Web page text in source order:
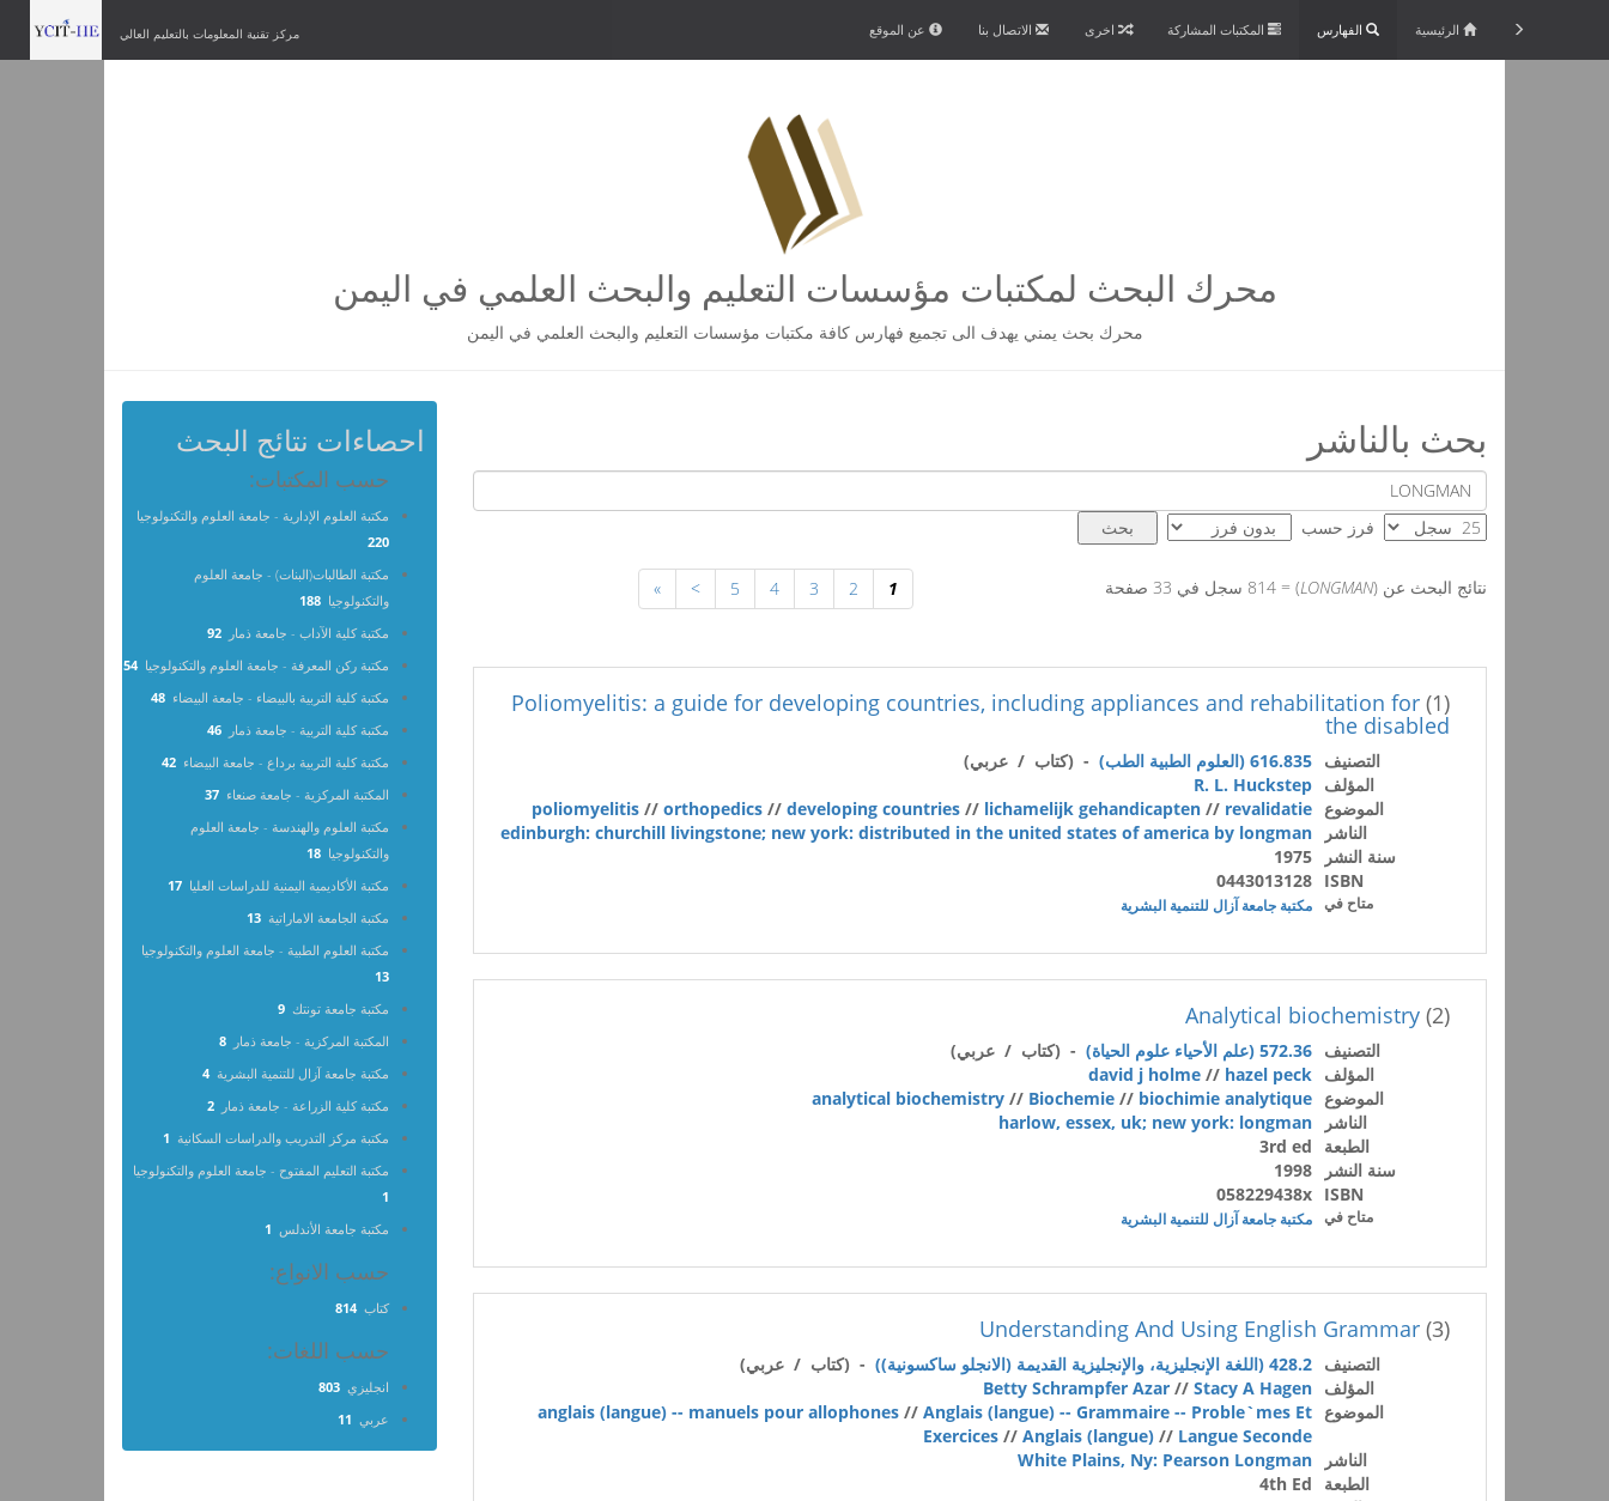
مركز تقنية المعلومات بالتعليم العالي عن الموقع الاتصال بنا اخرى المكتبات المشاركة الفهارس الرئيسية
محرك البحث لمكتبات مؤسسات التعليم والبحث العلمي في اليمن
محرك بحث يمني يهدف الى تجميع فهارس كافة مكتبات مؤسسات التعليم والبحث العلمي في اليمن
بحث بالناشر
فرز حسب
نتائج البحث عن (LONGMAN) = 814 سجل في 33 صفحة » > 5 4 3 2 1
(1)
Poliomyelitis: a guide for developing countries, including appliances and rehabilitation for
the disabled
التصنيف 616.835 (العلوم الطبية الطب)
- (كتاب / عربي)
المؤلف R. L. Huckstep
الموضوع
poliomyelitis // orthopedics // developing countries // lichamelijk gehandicapten // revalidatie
الناشر
edinburgh: churchill livingstone; new york: distributed in the united states of america by longman
سنة النشر
1975
ISBN
0443013128
متاح في مكتبة جامعة آزال للتنمية البشرية
(2)
Analytical biochemistry
التصنيف 572.36 (علم الأحياء علوم الحياة)
- (كتاب / عربي)
المؤلف
david j holme // hazel peck
الموضوع
analytical biochemistry // Biochemie // biochimie analytique
الناشر
harlow, essex, uk; new york: longman
الطبعة
3rd ed
سنة النشر
1998
ISBN
058229438x
متاح في مكتبة جامعة آزال للتنمية البشرية
(3)
Understanding And Using English Grammar
التصنيف 428.2 (اللغة الإنجليزية، والإنجليزية القديمة (الانجلو ساكسونية))
- (كتاب / عربي)
المؤلف
Betty Schrampfer Azar // Stacy A Hagen
الموضوع
anglais (langue) -- manuels pour allophones // Anglais (langue) -- Grammaire -- Proble`mes Et
Exercices // Anglais (langue) // Langue Seconde
الناشر
White Plains, Ny: Pearson Longman
الطبعة
4th Ed
احصاءات نتائج البحث
حسب المكتبات:
مكتبة العلوم الإدارية - جامعة العلوم والتكنولوجيا
220
مكتبة الطالبات(البنات) - جامعة العلوم
والتكنولوجيا 188
مكتبة كلية الآداب - جامعة ذمار
92
مكتبة ركن المعرفة - جامعة العلوم والتكنولوجيا 54
مكتبة كلية التربية بالبيضاء - جامعة البيضاء 48
مكتبة كلية التربية - جامعة ذمار
46
مكتبة كلية التربية برداع - جامعة البيضاء 42
المكتبة المركزية - جامعة صنعاء 37
مكتبة العلوم والهندسة - جامعة العلوم
والتكنولوجيا 18
مكتبة الأكاديمية اليمنية للدراسات العليا 17
مكتبة الجامعة الاماراتية 13
مكتبة العلوم الطبية - جامعة العلوم والتكنولوجيا
13
مكتبة جامعة تونتك 9
المكتبة المركزية - جامعة ذمار
8
مكتبة جامعة آزال للتنمية البشرية 4
مكتبة كلية الزراعة - جامعة ذمار
2
مكتبة مركز التدريب والدراسات السكانية 1
مكتبة التعليم المفتوح - جامعة العلوم والتكنولوجيا
1
مكتبة جامعة الأندلس 1
حسب الانواع:
كتاب 814
حسب اللغات:
انجليزي 803
عربي 11